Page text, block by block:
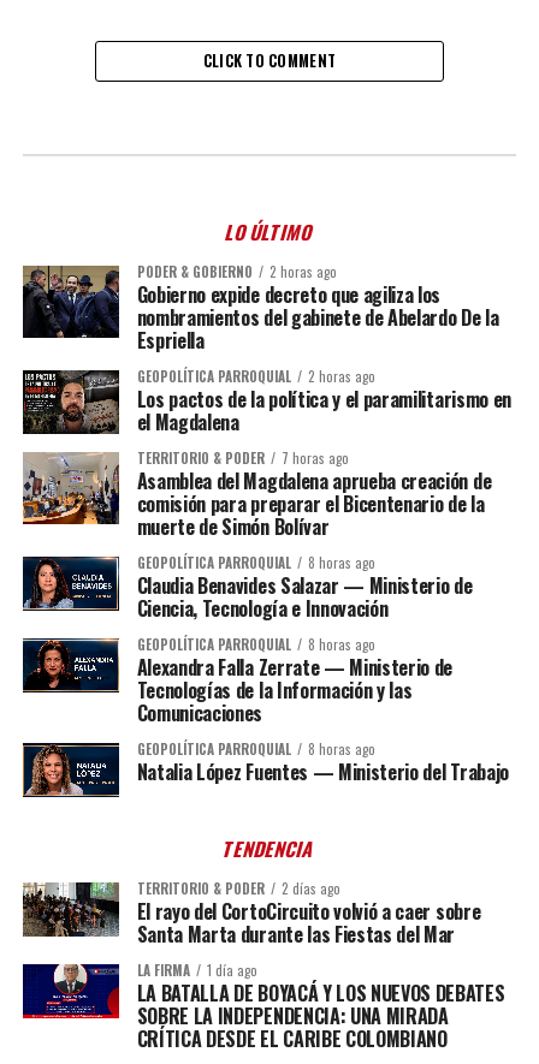
CLICK TO COMMENT
LO ÚLTIMO
PODER & GOBIERNO 2 horas ago
Gobierno expide decreto que agiliza los
nombramientos del gabinete de Abelardo De la
Espriella
GEOPOLÍTICA PARROQUIAL 2 horas ago
Los pactos de la política y el paramilitarismo en
el Magdalena
TERRITORIO & PODER 7 horas ago
Asamblea del Magdalena aprueba creación de
comisión para preparar el Bicentenario de la
muerte de Simón Bolívar
GEOPOLÍTICA PARROQUIAL 8 horas ago
Claudia Benavides Salazar — Ministerio de
Ciencia, Tecnología e Innovación
GEOPOLÍTICA PARROQUIAL 8 horas ago
Alexandra Falla Zerrate — Ministerio de
Tecnologías de la Información y las
Comunicaciones
GEOPOLÍTICA PARROQUIAL 8 horas ago
Natalia López Fuentes — Ministerio del Trabajo
TENDENCIA
TERRITORIO & PODER 2 días ago
El rayo del CortoCircuito volvió a caer sobre
Santa Marta durante las Fiestas del Mar
LA FIRMA 1 día ago
LA BATALLA DE BOYACÁ Y LOS NUEVOS DEBATES
SOBRE LA INDEPENDENCIA: UNA MIRADA
CRÍTICA DESDE EL CARIBE COLOMBIANO